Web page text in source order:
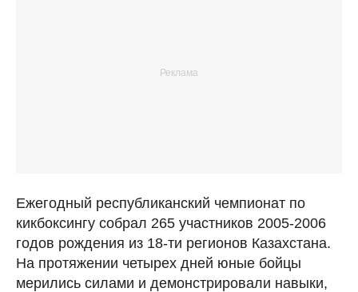
Ежегодный республиканский чемпионат по
кикбоксингу собрал 265 участников 2005-2006
годов рождения из 18-ти регионов Казахстана.
На протяжении четырех дней юные бойцы
мерились силами и демонстрировали навыки,